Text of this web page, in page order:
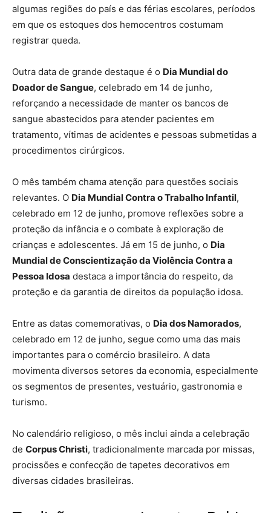
algumas regiões do país e das férias escolares, períodos
em que os estoques dos hemocentros costumam
registrar queda.
Outra data de grande destaque é o Dia Mundial do
Doador de Sangue, celebrado em 14 de junho,
reforçando a necessidade de manter os bancos de
sangue abastecidos para atender pacientes em
tratamento, vítimas de acidentes e pessoas submetidas a
procedimentos cirúrgicos.
O mês também chama atenção para questões sociais
relevantes. O Dia Mundial Contra o Trabalho Infantil,
celebrado em 12 de junho, promove reflexões sobre a
proteção da infância e o combate à exploração de
crianças e adolescentes. Já em 15 de junho, o Dia
Mundial de Conscientização da Violência Contra a
Pessoa Idosa destaca a importância do respeito, da
proteção e da garantia de direitos da população idosa.
Entre as datas comemorativas, o Dia dos Namorados,
celebrado em 12 de junho, segue como uma das mais
importantes para o comércio brasileiro. A data
movimenta diversos setores da economia, especialmente
os segmentos de presentes, vestuário, gastronomia e
turismo.
No calendário religioso, o mês inclui ainda a celebração
de Corpus Christi, tradicionalmente marcada por missas,
procissões e confecção de tapetes decorativos em
diversas cidades brasileiras.